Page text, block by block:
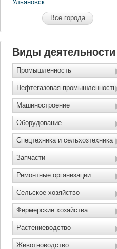
Ульяновск
Все города
Виды деятельности
Промышленность
Нефтегазовая промышленность
Машиностроение
Оборудование
Спецтехника и сельхозтехника
Запчасти
Ремонтные организации
Сельское хозяйство
Фермерские хозяйства
Растениеводство
Животноводство